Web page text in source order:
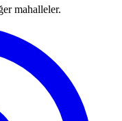
mahalleler.